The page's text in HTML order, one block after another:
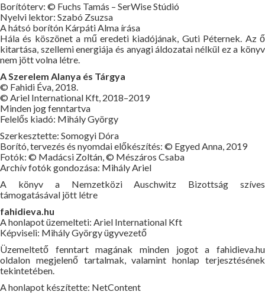
Borítóterv: © Fuchs Tamás – SerWise Stúdió
Nyelvi lektor: Szabó Zsuzsa
A hátsó borítón Kárpáti Alma írása
Hála és köszönet a mű eredeti kiadójának, Guti Péternek. Az ő
kitartása, szellemi energiája és anyagi áldozatai nélkül ez a könyv
nem jött volna létre.
A Szerelem Alanya és Tárgya
© Fahidi Éva, 2018.
© Ariel International Kft, 2018–2019
Minden jog fenntartva
Felelős kiadó: Mihály György
Szerkesztette: Somogyi Dóra
Borító, tervezés és nyomdai előkészítés: © Egyed Anna, 2019
Fotók: © Madácsi Zoltán, © Mészáros Csaba
Archív fotók gondozása: Mihály Ariel
A könyv a Nemzetközi Auschwitz Bizottság szíves
támogatásával jött létre
fahidieva.hu
A honlapot üzemelteti: Ariel International Kft
Képviseli: Mihály György ügyvezető
Üzemeltető fenntart magának minden jogot a fahidieva.hu
oldalon megjelenő tartalmak, valamint honlap terjesztésének
tekintetében.
A honlapot készítette: NetContent